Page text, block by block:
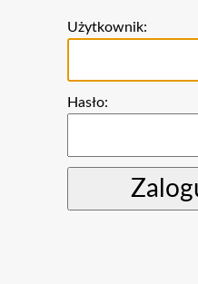
Użytkownik:
Hasło: